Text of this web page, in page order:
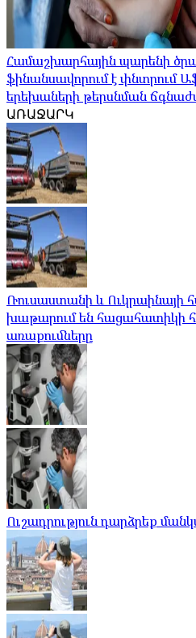
Համաշխարհային պարենի
ֆինանսավորում է փնտրում
երեխաների թերսնման
ԱՌԱՋԱՐԿ
Ռուսաստանի և Ուկրաինայի
խաթարում են հացահատիկի
առաքումները
Ուշադրություն դարձրեք